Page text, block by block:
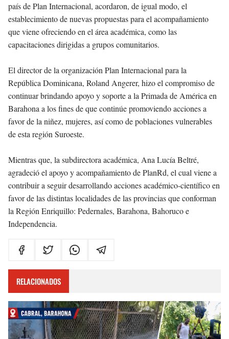
país de Plan Internacional, acordaron, de igual modo, el
establecimiento de nuevas propuestas para el acompañamiento
que viene ofreciendo en el área académica, como las
capacitaciones dirigidas a grupos comunitarios.
El director de la organización Plan Internacional para la
República Dominicana, Roland Angerer, hizo el compromiso de
continuar brindando apoyo y soporte a la Primada de América en
Barahona a los fines de que continúe promoviendo acciones a
favor de la niñez, mujeres, así como de poblaciones vulnerables
de esta región Suroeste.
Mientras que, la subdirectora académica, Ana Lucía Beltré,
agradeció el apoyo y acompañamiento de PlanRd, el cual viene a
contribuir a seguir desarrollando acciones académico-científico en
favor de las distintas localidades de las provincias que conforman
la Región Enriquillo: Pedernales, Barahona, Bahoruco e
Independencia.
RELACIONADOS